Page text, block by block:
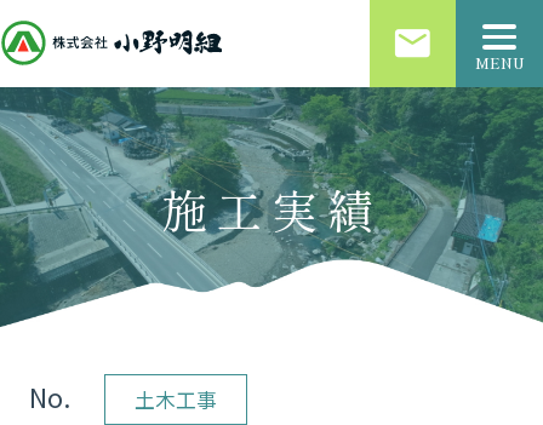
email MENU
施工実績
No. 土木工事